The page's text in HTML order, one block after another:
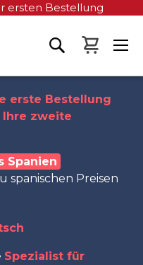
ersten Bestellung
Mein
erste Bestellung
Ihre zweite
Spanien
spanischen Preisen
Spezialist für